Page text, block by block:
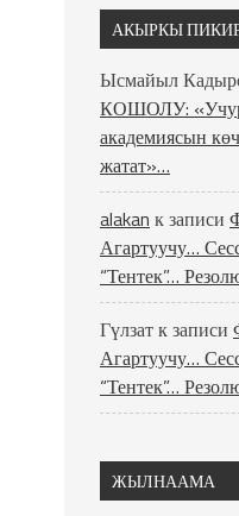
АКЫРКЫ
Ысмайыл
КОШОЛУ:
академиясын
жатат»…
alakan к записи
Агартуучу…
“Тентек”…
Гүлзатк записи
Агартуучу…
“Тентек”…
ЖЫЛНААМА